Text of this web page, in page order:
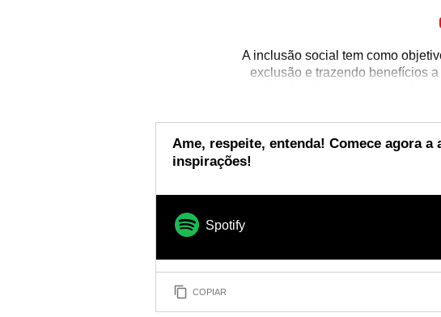
A inclusão social tem como
exclusão e trazendo benefícios
sexualidade diferente da
uma sociedade mais justa e
ensinamentos e compartilhe com
Ame, respeite, entenda! Comece agora
inspirações!
Spotify
COPIAR